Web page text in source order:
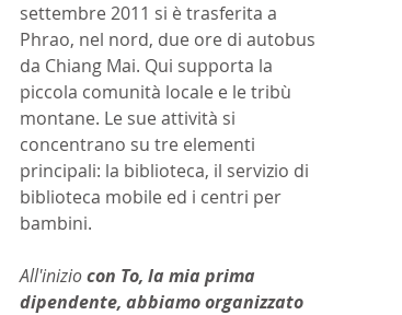
settembre 2011 si è trasferita a
Phrao, nel nord, due ore di autobus
da Chiang Mai. Qui supporta la
piccola comunità locale e le tribù
montane. Le sue attività si
concentrano su tre elementi
principali: la biblioteca, il servizio di
biblioteca mobile ed i centri per
bambini.
All'inizio con To, la mia prima
dipendente, abbiamo organizzato